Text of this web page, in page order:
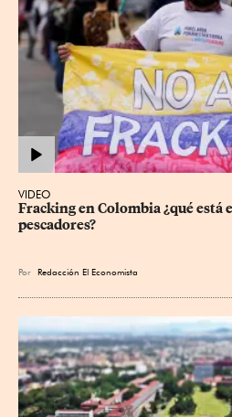
VIDEO
Fracking en Colombia ¿qué está
pescadores?
Por Redacción El Economista